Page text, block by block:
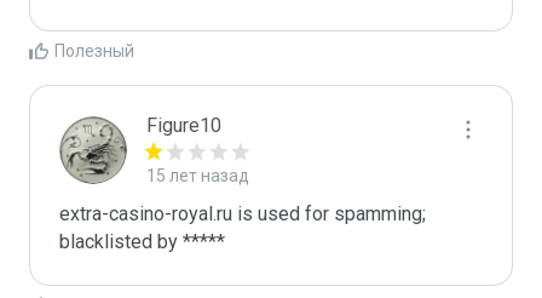
Полезный
Figure10
15 лет назад
extra-casino-royal.ru is used for spamming;
blacklisted by *****